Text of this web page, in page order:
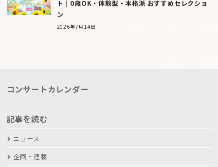
ト｜0歳OK・体験型・本格派 おすすめセレクショ
ン
2026年7月14日
コンサートカレンダー
記事を読む
ニュース
企画・連載